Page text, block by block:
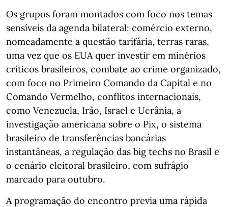
Os grupos foram montados com foco nos temas
sensíveis da agenda bilateral: comércio externo,
nomeadamente a questão tarifária, terras raras,
uma vez que os EUA quer investir em minérios
críticos brasileiros, combate ao crime organizado,
com foco no Primeiro Comando da Capital e no
Comando Vermelho, conflitos internacionais,
como Venezuela, Irão, Israel e Ucrânia, a
investigação americana sobre o Pix, o sistema
brasileiro de transferências bancárias
instantâneas, a regulação das big techs no Brasil e
o cenário eleitoral brasileiro, com sufrágio
marcado para outubro.
A programação do encontro previa uma rápida